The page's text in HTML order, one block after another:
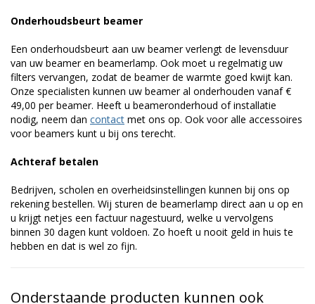
Onderhoudsbeurt beamer
Een onderhoudsbeurt aan uw beamer verlengt de levensduur
van uw beamer en beamerlamp. Ook moet u regelmatig uw
filters vervangen, zodat de beamer de warmte goed kwijt kan.
Onze specialisten kunnen uw beamer al onderhouden vanaf €
49,00 per beamer. Heeft u beameronderhoud of installatie
nodig, neem dan contact met ons op. Ook voor alle accessoires
voor beamers kunt u bij ons terecht.
Achteraf betalen
Bedrijven, scholen en overheidsinstellingen kunnen bij ons op
rekening bestellen. Wij sturen de beamerlamp direct aan u op en
u krijgt netjes een factuur nagestuurd, welke u vervolgens
binnen 30 dagen kunt voldoen. Zo hoeft u nooit geld in huis te
hebben en dat is wel zo fijn.
Onderstaande producten kunnen ook